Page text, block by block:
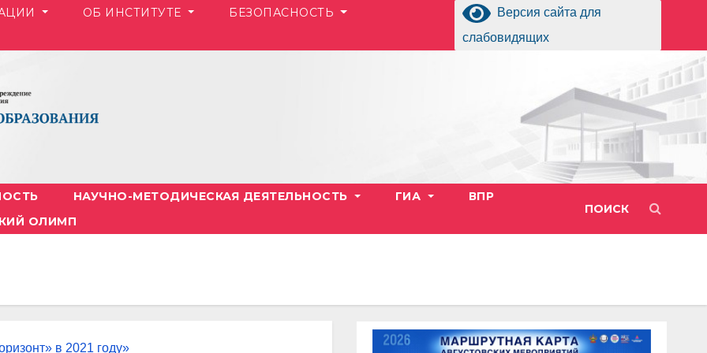
Версия сайта для
слабовидящих
ОБ ИНСТИТУТЕ
БЕЗОПАСНОСТЬ
ПОИСК
НАУЧНО-МЕТОДИЧЕСКАЯ ДЕЯТЕЛЬНОСТЬ ГИА
ВПР
ОЛИМП
в 2021 году»